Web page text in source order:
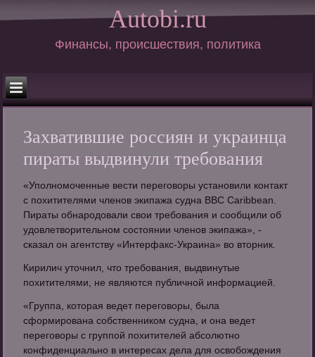
Autobi.ru
Финансы, происшествия, политика
Захватившие россиян и украинца
пираты выдвинули требования
«Уполномоченные вести переговоры установили контакт
с похитителями членов экипажа судна BBC Caribbean.
Пираты обнародовали свои требования и сообщили об
удовлетворительном состоянии членов экипажа», -
сказал он агентству «Интерфакс-Украина» во вторник.
Кирилич уточнил, что требования, выдвинутые
похитителями, не являются публичной информацией.
«Группа, которая ведет переговоры, была
сформирована собственником судна, и она ведет
переговоры с группой похитителей абсолютно
конфиденциально в интересах дела для освобождения